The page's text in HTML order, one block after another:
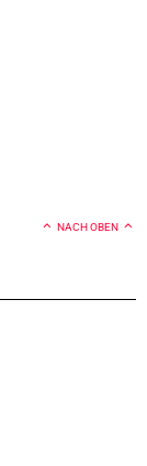
NACH OBEN